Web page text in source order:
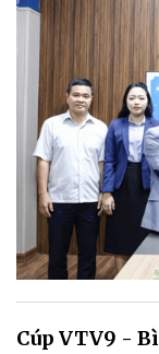
Cúp VTV9 -